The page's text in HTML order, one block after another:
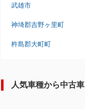
武雄市
神埼郡吉野ヶ里町
杵島郡大町町
人気車種から中古